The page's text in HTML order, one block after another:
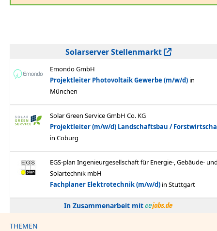
Solarserver Stellenmarkt
In Zusammenarbeit mit
THEMEN